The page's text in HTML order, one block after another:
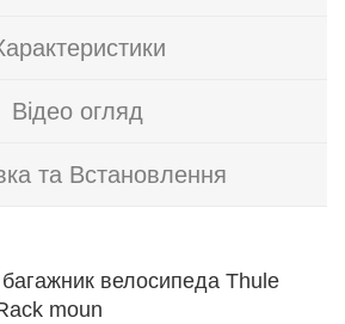
Відео огляд
та Встановлення
велосипеда Thule
moun